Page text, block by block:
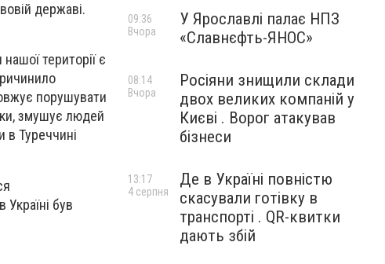
державі.
території є
порушувати
змушує людей
в Туреччині
був
У Ярославлі палає НПЗ
«Славнєфть-ЯНОС»
09:36
Вчора
Росіяни знищили склади
двох великих компаній у
Києві . Ворог атакував
бізнеси
08:14
Вчора
Де в Україні повністю
скасували готівку в
транспорті . QR-квитки
дають збій
13:17
4 серпня